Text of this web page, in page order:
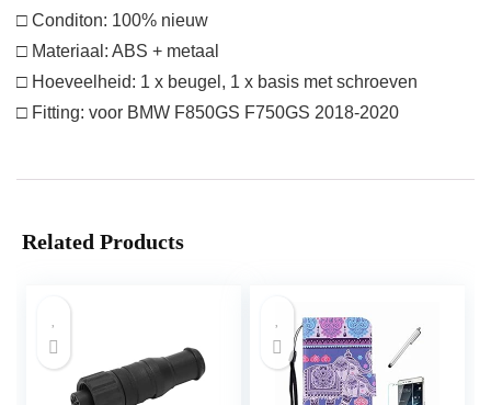
□ Conditon: 100% nieuw
□ Materiaal: ABS + metaal
□ Hoeveelheid: 1 x beugel, 1 x basis met schroeven
□ Fitting: voor BMW F850GS F750GS 2018-2020
Related Products